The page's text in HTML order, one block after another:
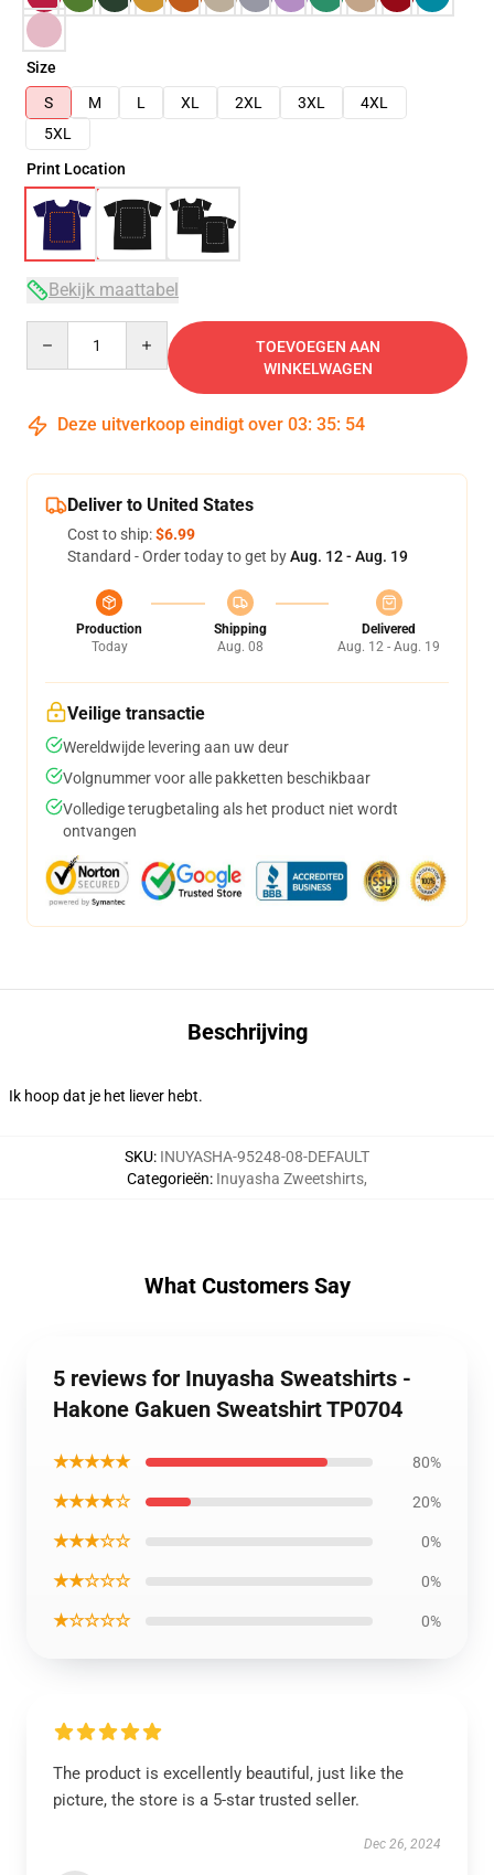
Size
S
M L XL 2XL 3XL
4XL
5XL
Print Location
Bekijk maattabel
TOEVOEGEN AAN
WINKELWAGEN
Deze uitverkoop eindigt over 03: 35: 54
Deliver to United States
Cost to ship:$6.99
Standard - Order today to get byAug. 12 - Aug. 19
Production
Today
Shipping
Aug. 08
Delivered
Aug. 12 - Aug. 19
Veilige transactie
Wereldwijde levering aan uw deur
Volgnummer voor alle pakketten beschikbaar
Volledige terugbetaling als het product niet wordt
ontvangen
Beschrijving
Ik hoop dat je het liever hebt.
SKU: INUYASHA-95248-08-DEFAULT
Categorieën: Inuyasha Zweetshirts,
What Customers Say
5 reviews for Inuyasha Sweatshirts -
Hakone Gakuen Sweatshirt TP0704
★★★★★ 80%
★★★★☆ 20%
★★★☆☆ 0%
★★☆☆☆ 0%
★☆☆☆☆ 0%
The product is excellently beautiful, just like the
picture, the store is a 5-star trusted seller.
Dec 26, 2024